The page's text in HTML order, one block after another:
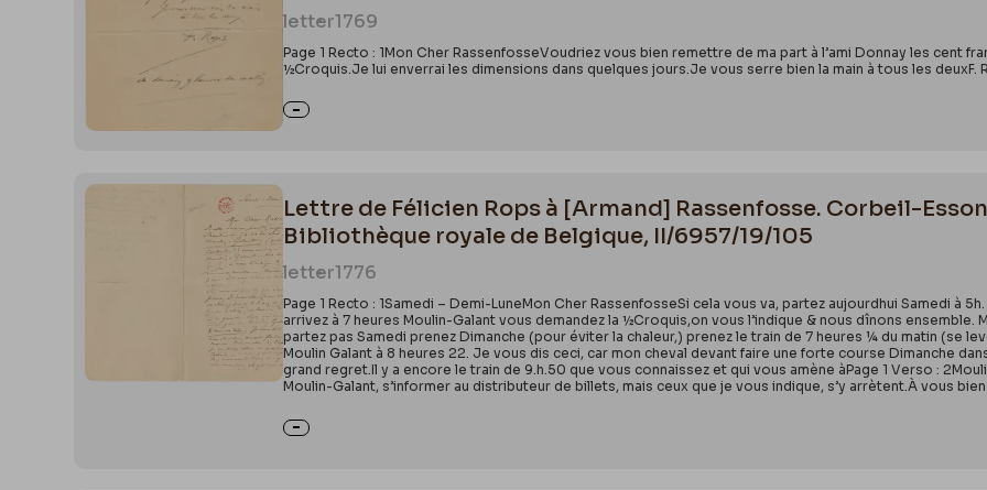
letter1769
Page 1 Recto : 1Mon Cher RassenfosseVoudriez vous bien remettre de ma part à l’ami Donnay les cent
½Croquis.Je lui enverrai les dimensions dans quelques jours.Je vous serre bien la main à tous les deuxF.
Lettre de Félicien Rops à [Armand] Rassenfosse. Corbeil-
Bibliothèque royale de Belgique, II/6957/19/105
letter1776
Page 1 Recto : 1Samedi – Demi-LuneMon Cher RassenfosseSi cela vous va, partez aujourdhui Samedi à
arrivez à 7 heures Moulin-Galant vous demandez la ½Croquis,on vous l’indique & nous dînons ensemble.
partez pas Samedi prenez Dimanche (pour éviter la chaleur,) prenez le train de 7 heures ¼ du matin (se
Moulin Galant à 8 heures 22. Je vous dis ceci, car mon cheval devant faire une forte course Dimanche
grand regret.Il y a encore le train de 9.h.50 que vous connaissez et qui vous amène àPage 1 Verso :
Moulin-Galant, s’informer au distributeur de billets, mais ceux que je vous indique, s’y arrètent.À vous